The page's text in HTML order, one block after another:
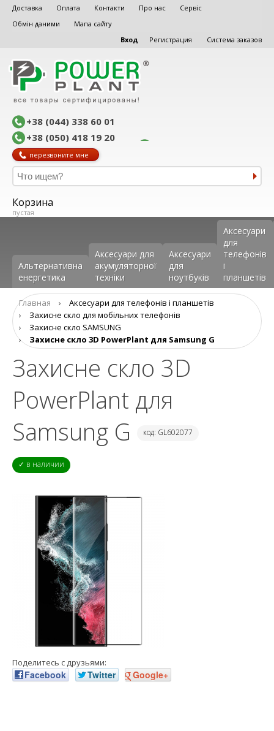
Доставка Оплата Контакти Про нас
Сервіс
Обмін даними
Мапа сайту
Вход
Регистрация Система заказов
+38 (044) 338 60 01
+38 (050) 418 19 20
перезвоните мне
Корзина
пустая
Альтернативна
енергетика
Аксесуари для
акумуляторної
техніки
Аксесуари
для
ноутбуків
Аксеcуари
для
телефонів
і
планшетів
Главная ›
Аксеcуари для телефонів і планшетів
›
Захисне скло для мобільних телефонів
›
Захисне скло SAMSUNG
›
Захисне скло 3D PowerPlant для Samsung G
Захисне скло 3D
PowerPlant для
Samsung G
код: GL602077
✓ в наличии
Поделитесь с друзьями:
Facebook Twitter Google+